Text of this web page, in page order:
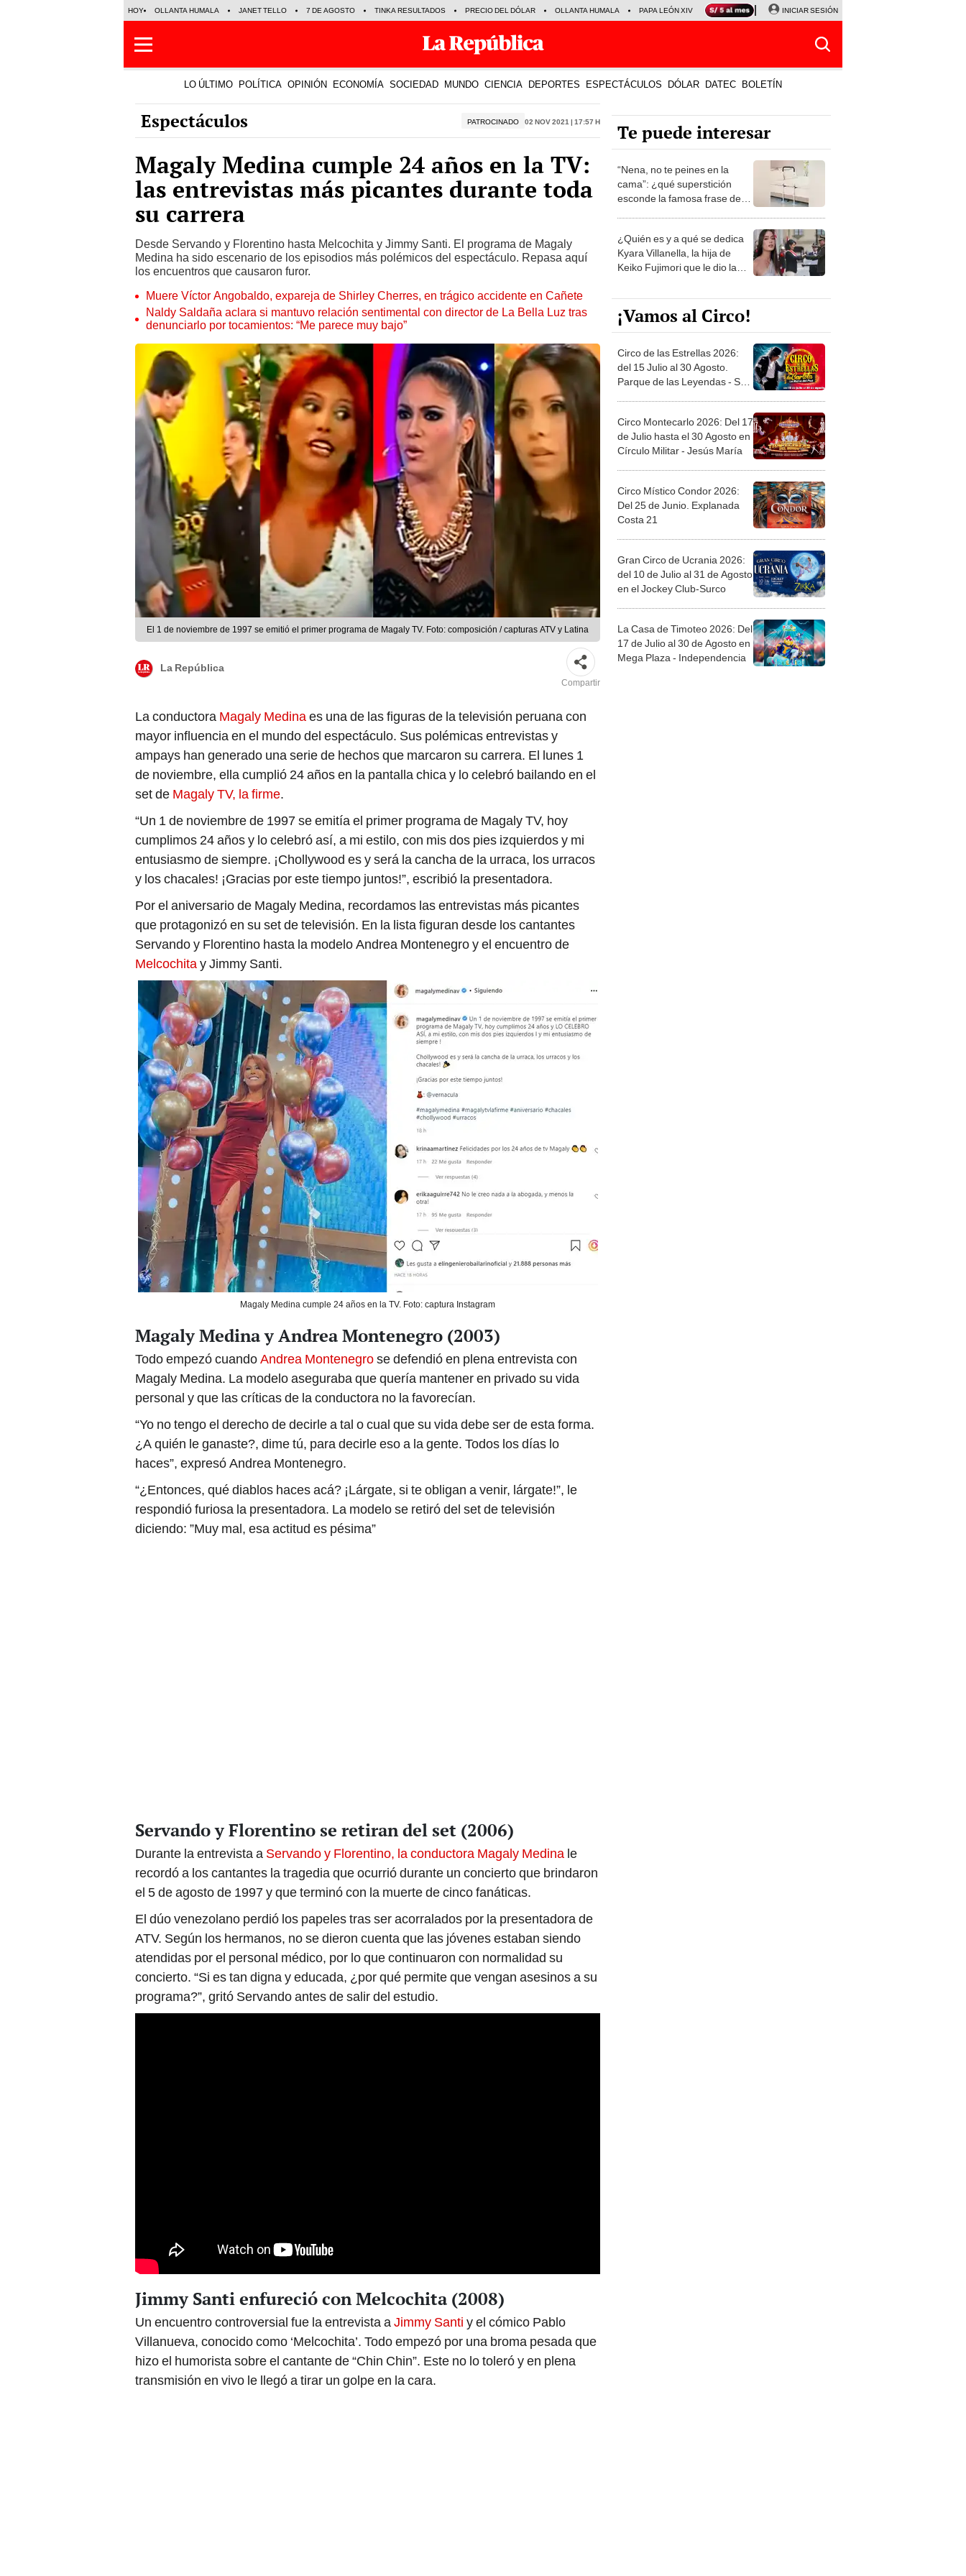
HOY OLLANTA HUMALA JANET TELLO 7 DE AGOSTO TINKA RESULTADOS PRECIO DEL DÓLAR OLLANTA HUMALA PAPA LEÓN XIV NALDY SALDAÑA LA BELLA LUZ
INICIAR SESIÓN
LO ÚLTIMO POLÍTICA OPINIÓN ECONOMÍA SOCIEDAD MUNDO CIENCIA DEPORTES ESPECTÁCULOS DÓLAR DATEC BOLETÍN
Espectáculos PATROCINADO 02 Nov 2021 | 17:57 h
Magaly Medina cumple 24 años en la TV:
las entrevistas más picantes durante toda
su carrera
Desde Servando y Florentino hasta Melcochita y Jimmy Santi. El programa de Magaly
Medina ha sido escenario de los episodios más polémicos del espectáculo. Repasa aquí
los encuentros que causaron furor.
Muere Víctor Angobaldo, expareja de Shirley Cherres, en trágico accidente en Cañete
Naldy Saldaña aclara si mantuvo relación sentimental con director de La Bella Luz tras
denunciarlo por tocamientos: “Me parece muy bajo”
El 1 de noviembre de 1997 se emitió el primer programa de Magaly TV. Foto: composición / capturas ATV y Latina
La República
Compartir
La conductora Magaly Medinaes una de las figuras de la televisión peruana con
mayor influencia en el mundo del espectáculo. Sus polémicas entrevistas y
ampays han generado una serie de hechos que marcaron su carrera. El lunes 1
de noviembre, ella cumplió 24 años en la pantalla chica y lo celebró bailando en el
set de Magaly TV, la firme.
“Un 1 de noviembre de 1997 se emitía el primer programa de Magaly TV, hoy
cumplimos 24 años y lo celebró así, a mi estilo, con mis dos pies izquierdos y mi
entusiasmo de siempre. ¡Chollywood es y será la cancha de la urraca, los urracos
y los chacales! ¡Gracias por este tiempo juntos!”, escribió la presentadora.
Por el aniversario de Magaly Medina, recordamos las entrevistas más picantes
que protagonizó en su set de televisión. En la lista figuran desde los cantantes
Servando y Florentino hasta la modelo Andrea Montenegro y el encuentro de
Melcochitay Jimmy Santi.
Magaly Medina cumple 24 años en la TV. Foto: captura Instagram
Magaly Medina y Andrea Montenegro (2003)
Todo empezó cuandoAndrea Montenegrose defendió en plena entrevista con
Magaly Medina. La modelo aseguraba que quería mantener en privado su vida
personal y que las críticas de la conductora no la favorecían.
“Yo no tengo el derecho de decirle a tal o cual que su vida debe ser de esta forma.
¿A quién le ganaste?, dime tú, para decirle eso a la gente. Todos los días lo
haces”, expresó Andrea Montenegro.
“¿Entonces, qué diablos haces acá? ¡Lárgate, si te obligan a venir, lárgate!”, le
respondió furiosa la presentadora. La modelo se retiró del set de televisión
diciendo: ”Muy mal, esa actitud es pésima”
Servando y Florentino se retiran del set (2006)
Durante la entrevista a Servando y Florentino, la conductora Magaly Medina le
recordó a los cantantes la tragedia que ocurrió durante un concierto que brindaron
el 5 de agosto de 1997 y que terminó con la muerte de cinco fanáticas.
El dúo venezolano perdió los papeles tras ser acorralados por la presentadora de
ATV. Según los hermanos, no se dieron cuenta que las jóvenes estaban siendo
atendidas por el personal médico, por lo que continuaron con normalidad su
concierto. “Si es tan digna y educada, ¿por qué permite que vengan asesinos a su
programa?”, gritó Servando antes de salir del estudio.
Jimmy Santi enfureció con Melcochita (2008)
Un encuentro controversial fue la entrevista a Jimmy Santi y el cómico Pablo
Villanueva, conocido como ‘Melcochita’. Todo empezó por una broma pesada que
hizo el humorista sobre el cantante de “Chin Chin”. Este no lo toleró y en plena
transmisión en vivo le llegó a tirar un golpe en la cara.
Te puede interesar
“Nena, no te peines en la
cama”: ¿qué superstición
esconde la famosa frase de
¿Quién es y a qué se dedica
Kyara Villanella, la hija de
Keiko Fujimori que le dio la
¡Vamos al Circo!
Circo de las Estrellas 2026:
del 15 Julio al 30 Agosto.
Parque de las Leyendas - San
Circo Montecarlo 2026: Del 17
de Julio hasta el 30 Agosto en
Círculo Militar - Jesús María
Circo Místico Condor 2026:
Del 25 de Junio. Explanada
Costa 21
Gran Circo de Ucrania 2026:
del 10 de Julio al 31 de Agosto
en el Jockey Club-Surco
La Casa de Timoteo 2026: Del
17 de Julio al 30 de Agosto en
Mega Plaza - Independencia